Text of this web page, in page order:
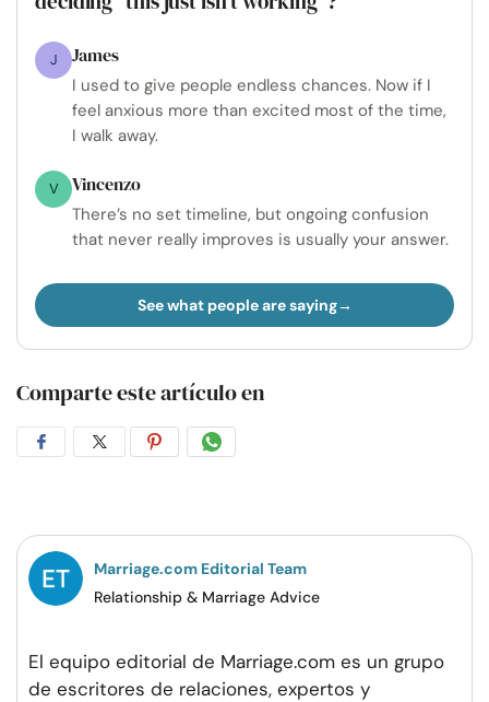
J James
I used to give people endless chances. Now if I
feel anxious more than excited most of the time,
I walk away.
V Vincenzo
There’s no set timeline, but ongoing confusion
that never really improves is usually your answer.
See what people are saying
Comparte este artículo en
CompartirCompartirCompartirCompartir
Marriage.com Editorial Team
Relationship & Marriage Advice
El equipo editorial de Marriage.com es un grupo
de escritores de relaciones, expertos y